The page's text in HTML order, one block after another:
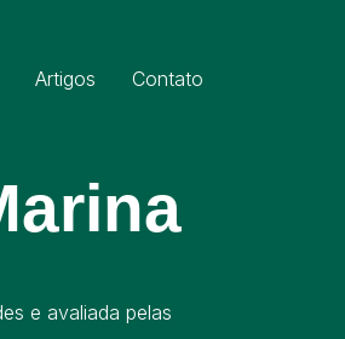
Artigos Contato
e avaliada pelas